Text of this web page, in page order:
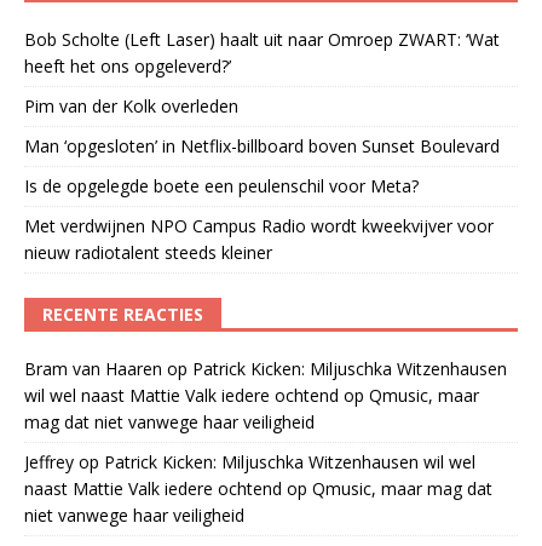
Bob Scholte (Left Laser) haalt uit naar Omroep ZWART: ‘Wat
heeft het ons opgeleverd?’
Pim van der Kolk overleden
Man ‘opgesloten’ in Netflix-billboard boven Sunset Boulevard
Is de opgelegde boete een peulenschil voor Meta?
Met verdwijnen NPO Campus Radio wordt kweekvijver voor
nieuw radiotalent steeds kleiner
RECENTE REACTIES
Bram van Haaren op Patrick Kicken: Miljuschka Witzenhausen
wil wel naast Mattie Valk iedere ochtend op Qmusic, maar
mag dat niet vanwege haar veiligheid
Jeffrey op Patrick Kicken: Miljuschka Witzenhausen wil wel
naast Mattie Valk iedere ochtend op Qmusic, maar mag dat
niet vanwege haar veiligheid